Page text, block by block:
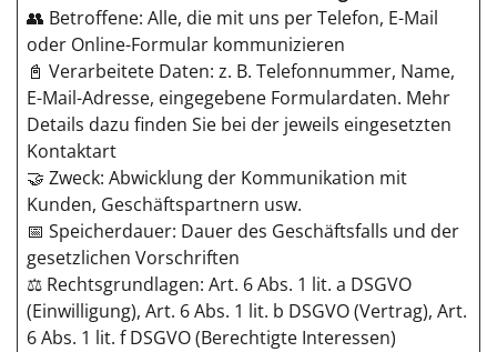
👥 Betroffene: Alle, die mit uns per Telefon, E-Mail
oder Online-Formular kommunizieren
📓 Verarbeitete Daten: z. B. Telefonnummer, Name,
E-Mail-Adresse, eingegebene Formulardaten. Mehr
Details dazu finden Sie bei der jeweils eingesetzten
Kontaktart
🤝 Zweck: Abwicklung der Kommunikation mit
Kunden, Geschäftspartnern usw.
📅 Speicherdauer: Dauer des Geschäftsfalls und der
gesetzlichen Vorschriften
⚖️ Rechtsgrundlagen: Art. 6 Abs. 1 lit. a DSGVO
(Einwilligung), Art. 6 Abs. 1 lit. b DSGVO (Vertrag), Art.
6 Abs. 1 lit. f DSGVO (Berechtigte Interessen)